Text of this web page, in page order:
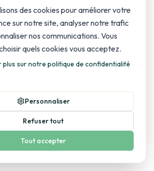
Protection continue
maintenue pendant épisode gel. Arrêt
des cookies pour améliorer votre
sur notre site, analyser notre trafic
nos communications. Vous
quels cookies vous acceptez.
plus sur notre politique de confidentialité
Personnaliser
Refuser tout
Tout accepter